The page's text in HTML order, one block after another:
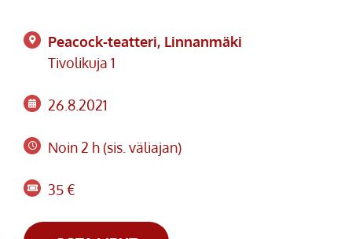
Peacock-teatteri, Linnanmäki
Tivolikuja 1
26.8.2021
Noin 2 h (sis. väliajan)
35 €